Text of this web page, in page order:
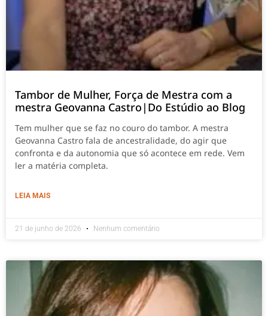
Tambor de Mulher, Força de Mestra com a
mestra Geovanna Castro|Do Estúdio ao Blog
Tem mulher que se faz no couro do tambor. A mestra
Geovanna Castro fala de ancestralidade, do agir que
confronta e da autonomia que só acontece em rede. Vem
ler a matéria completa.
LEIA MAIS
21 de junho de 2026 Nenhum comentário